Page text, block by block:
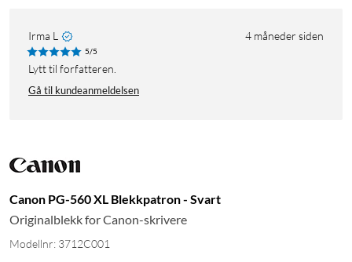
Irma L 4 måneder siden
5/5
Lytt til forfatteren.
Gå til kundeanmeldelsen
Canon PG-560 XL Blekkpatron - Svart
Originalblekk for Canon-skrivere
Modellnr: 3712C001